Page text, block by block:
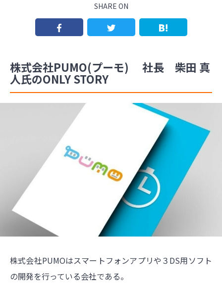
SHARE ON
株式会社PUMO(プーモ) 社長 柴田 真
人氏のONLY STORY
株式会社PUMOはスマートフォンアプリや３DS用ソフト
の開発を行っている会社である。